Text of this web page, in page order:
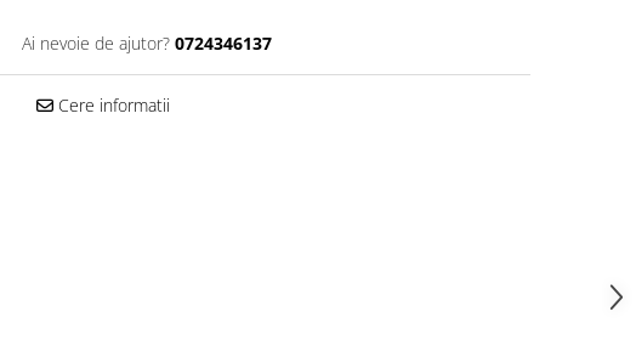
Ai nevoie de ajutor? 0724346137
Cere informatii